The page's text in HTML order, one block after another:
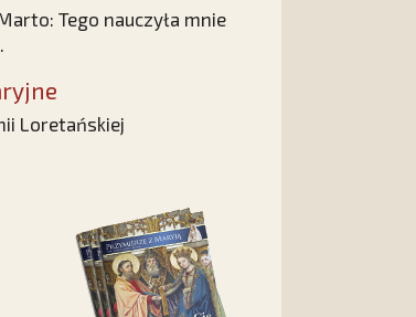
Tego nauczyła mnie
Loretańskiej